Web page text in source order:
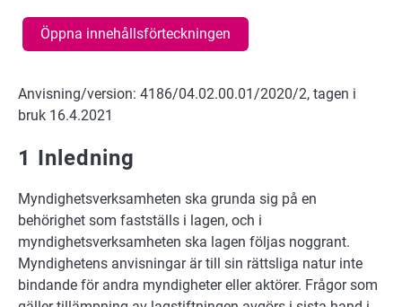
Öppna innehållsförteckningen
Anvisning/version: 4186/04.02.00.01/2020/2, tagen i
bruk 16.4.2021
1 Inledning
Myndighetsverksamheten ska grunda sig på en
behörighet som fastställs i lagen, och i
myndighetsverksamheten ska lagen följas noggrant.
Myndighetens anvisningar är till sin rättsliga natur inte
bindande för andra myndigheter eller aktörer. Frågor som